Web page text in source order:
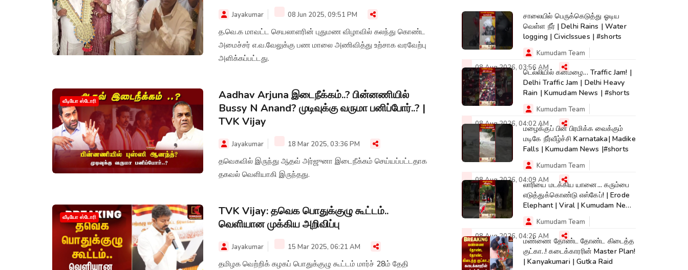
Jayakumar 08 Jun 2025, 09:51 PM
த.வெ.க மாவட்ட செயலாளரின் புதுமண விழாவில் கலந்து கொண்ட
அமைச்சர் எ.வ.வேலுக்கு பண மாலை அணிவித்து உற்சாக வரவேற்பு
அளிக்கப்பட்டது.
வீடியோ ஸ்டோரி
Aadhav Arjuna இடைநீக்கம்..? பின்னணியில்
Bussy N Anand? முடிவுக்கு வருமா பனிப்போர்..? |
TVK Vijay
Jayakumar 18 Mar 2025, 03:36 PM
தவெகவில் இருந்து ஆதவ் அர்ஜுனா இடைநீக்கம் செய்யப்பட்டதாக
தகவல் வெளியாகி இருந்தது.
வீடியோ ஸ்டோரி
TVK Vijay: தவெக பொதுக்குழு கூட்டம்..
வெளியான முக்கிய அறிவிப்பு
Jayakumar 15 Mar 2025, 06:21 AM
தமிழக வெற்றிக் கழகப் பொதுக்குழு கூட்டம் மார்ச் 28ம் தேதி
சாலையில் பெருக்கெடுத்து ஓடிய
வெள்ள நீர் | Delhi Rains | Water
logging | CivicIssues | #shorts
Kumudam Team
08 Aug 2026, 03:56 AMடெல்லியில் கனமழை... Traffic Jam! |
Delhi Traffic Jam | Delhi Heavy
Rain | Kumudam News | #shorts
Kumudam Team
08 Aug 2026, 04:02 AMமழைக்குப் பின் பிரமிக்க வைக்கும்
மடிகே நீர்வீழ்ச்சி Karnataka| Madike
Falls | Kumudam News |#shorts
Kumudam Team
08 Aug 2026, 04:09 AMலாரியை மடக்கிய யானை... கரும்பை
எடுத்துக்கொண்டு எஸ்கேப்! | Erode
Elephant | Viral | Kumudam News
Kumudam Team
08 Aug 2026, 04:26 AMமண்ணை தோண்ட தோண்ட கிடைத்த
குட்கா..! கடைக்காரரின் Master Plan!
| Kanyakumari | Gutka Raid